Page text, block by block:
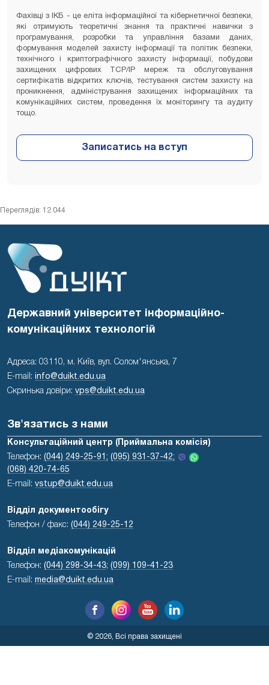
Фахівці з ІКБ - це еліта інформаційної та кібернетичної безпеки,
які отримують теоретичні знання та практичні навички з
програмування, розробки та управління базами даних,
формування моделей захисту інформації та політик безпеки,
технічного і криптографічного захисту інформації, побудови
захищених цифрових TCP/IP мереж та обслуговування
сертифікатів відкритих ключів, тестування систем захисту на
проникнення, адміністрування захищених інформаційних та
комунікаційних систем, проведення їх моніторингу та аудиту
тощо.
Переглядів: 12 044
Державний університет інформаційно-
комунікаційних технологій
Адреса: 03110, м. Київ, вул. Солом'янська, 7
E-mail:
info@duikt.edu.ua
Скринька довіри: vps@duikt.edu.ua
Зв'язатись з нами
Консультаційний центр (Приймальна комісія)
Телефон: (044) 249-25-91; (095) 931-37-42;
(068) 420-74-65
E-mail: vstup@duikt.edu.ua
Відділ документообігу
Телефон / факс: (044) 249-25-12
Відділ медіакомунікацій
Телефон: (044) 298-34-43; (099) 109-41-23
E-mail: media@duikt.edu.ua
© 2026, Всі права захищені